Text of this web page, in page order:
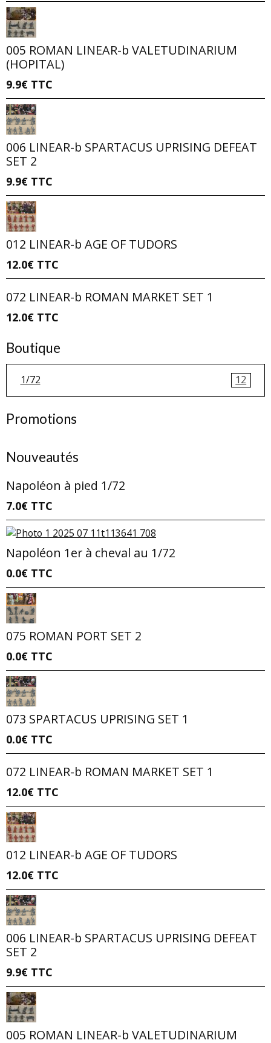
005 ROMAN LINEAR-b VALETUDINARIUM
(HOPITAL)
9.9€ TTC
006 LINEAR-b SPARTACUS UPRISING DEFEAT
SET 2
9.9€ TTC
012 LINEAR-b AGE OF TUDORS
12.0€ TTC
072 LINEAR-b ROMAN MARKET SET 1
12.0€ TTC
Boutique
1/72 12
Promotions
Nouveautés
Napoléon à pied 1/72
7.0€ TTC
Napoléon 1er à cheval au 1/72
0.0€ TTC
075 ROMAN PORT SET 2
0.0€ TTC
073 SPARTACUS UPRISING SET 1
0.0€ TTC
072 LINEAR-b ROMAN MARKET SET 1
12.0€ TTC
012 LINEAR-b AGE OF TUDORS
12.0€ TTC
006 LINEAR-b SPARTACUS UPRISING DEFEAT
SET 2
9.9€ TTC
005 ROMAN LINEAR-b VALETUDINARIUM